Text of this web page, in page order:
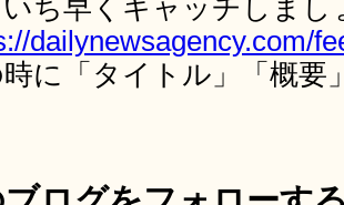
ち早くキャッチしま
dailynewsagency.com/
に「タイトル」「概要